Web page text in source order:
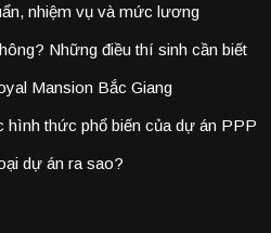
nhiệm vụ và mức lương
Những điều thí sinh cần biết
Mansion Bắc Giang
thức phổ biến của dự án PPP
dự án ra sao?